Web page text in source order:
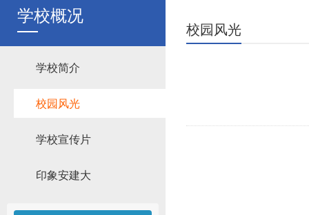
学校概况
学校简介
校园风光
学校宣传片
印象安建大
校园风光